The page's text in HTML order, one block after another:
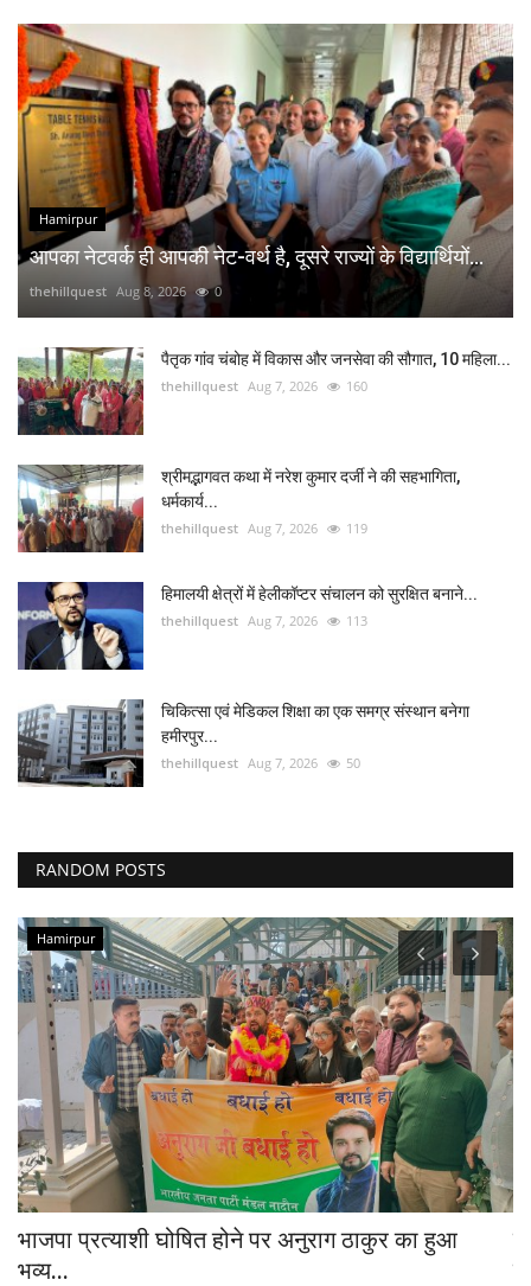
Hamirpur
आपका नेटवर्क ही आपकी नेट-वर्थ है, दूसरे राज्यों के विद्यार्थियों...
thehillquest Aug 8, 2026 0
पैतृक गांव चंबोह में विकास और जनसेवा की सौगात, 10 महिला...
thehillquest Aug 7, 2026 160
श्रीमद्भागवत कथा में नरेश कुमार दर्जी ने की सहभागिता,
धर्मकार्य...
thehillquest Aug 7, 2026 119
हिमालयी क्षेत्रों में हेलीकॉप्टर संचालन को सुरक्षित बनाने...
thehillquest Aug 7, 2026 113
चिकित्सा एवं मेडिकल शिक्षा का एक समग्र संस्थान बनेगा
हमीरपुर...
thehillquest Aug 7, 2026 50
RANDOM POSTS
Hamirpur
भाजपा प्रत्याशी घोषित होने पर अनुराग ठाकुर का हुआ
भव्य...